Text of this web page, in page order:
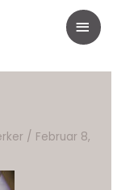
/ Februar 8,